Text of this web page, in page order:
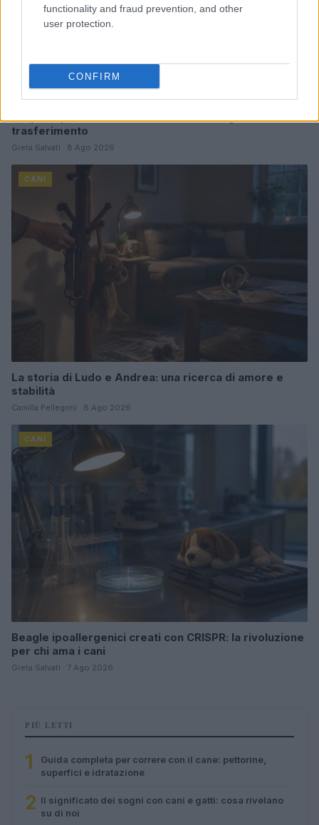
functionality and fraud prevention, and other
user protection.
CONFIRM
trasferimento
Greta Salvati · 8 Ago 2026
CANI
La storia di Ludo e Andrea: una ricerca di amore e
stabilità
Camilla Pellegrini · 8 Ago 2026
CANI
Beagle ipoallergenici creati con CRISPR: la rivoluzione
per chi ama i cani
Greta Salvati · 7 Ago 2026
PIÙ LETTI
1
Guida completa per correre con il cane: pettorine,
superfici e idratazione
2 Il significato dei sogni con cani e gatti: cosa rivelano
su di noi